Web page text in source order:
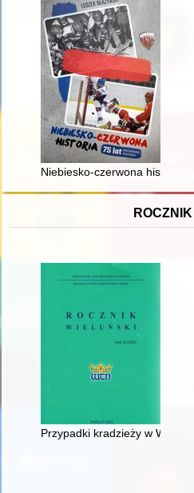
Niebiesko-czerwona historia
Przypadki kradzieży w